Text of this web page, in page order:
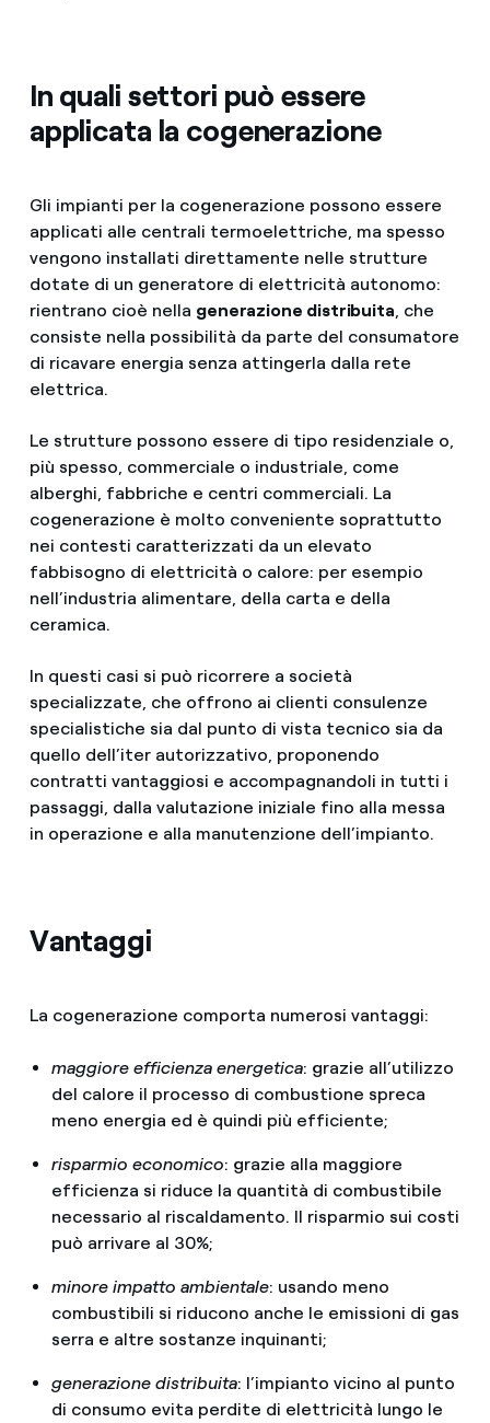
In quali settori può essere
applicata la cogenerazione
Gli impianti per la cogenerazione possono essere
applicati alle centrali termoelettriche, ma spesso
vengono installati direttamente nelle strutture
dotate di un generatore di elettricità autonomo:
rientrano cioè nella generazione distribuita, che
consiste nella possibilità da parte del consumatore
di ricavare energia senza attingerla dalla rete
elettrica.
Le strutture possono essere di tipo residenziale o,
più spesso, commerciale o industriale, come
alberghi, fabbriche e centri commerciali. La
cogenerazione è molto conveniente soprattutto
nei contesti caratterizzati da un elevato
fabbisogno di elettricità o calore: per esempio
nell’industria alimentare, della carta e della
ceramica.
In questi casi si può ricorrere a società
specializzate, che offrono ai clienti consulenze
specialistiche sia dal punto di vista tecnico sia da
quello dell’iter autorizzativo, proponendo
contratti vantaggiosi e accompagnandoli in tutti i
passaggi, dalla valutazione iniziale fino alla messa
in operazione e alla manutenzione dell’impianto.
Vantaggi
La cogenerazione comporta numerosi vantaggi:
maggiore efficienza energetica: grazie all’utilizzo
del calore il processo di combustione spreca
meno energia ed è quindi più efficiente;
risparmio economico: grazie alla maggiore
efficienza si riduce la quantità di combustibile
necessario al riscaldamento. Il risparmio sui costi
può arrivare al 30%;
minore impatto ambientale: usando meno
combustibili si riducono anche le emissioni di gas
serra e altre sostanze inquinanti;
generazione distribuita: l’impianto vicino al punto
di consumo evita perdite di elettricità lungo le